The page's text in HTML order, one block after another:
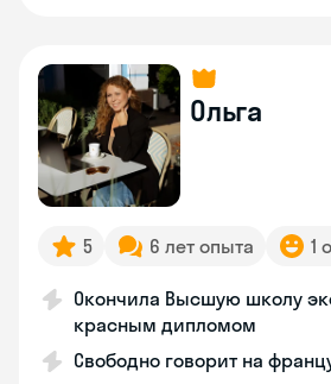
Ольга
5 6 лет опыта 1
Окончила Высшую школу
красным дипломом
Свободно говорит на